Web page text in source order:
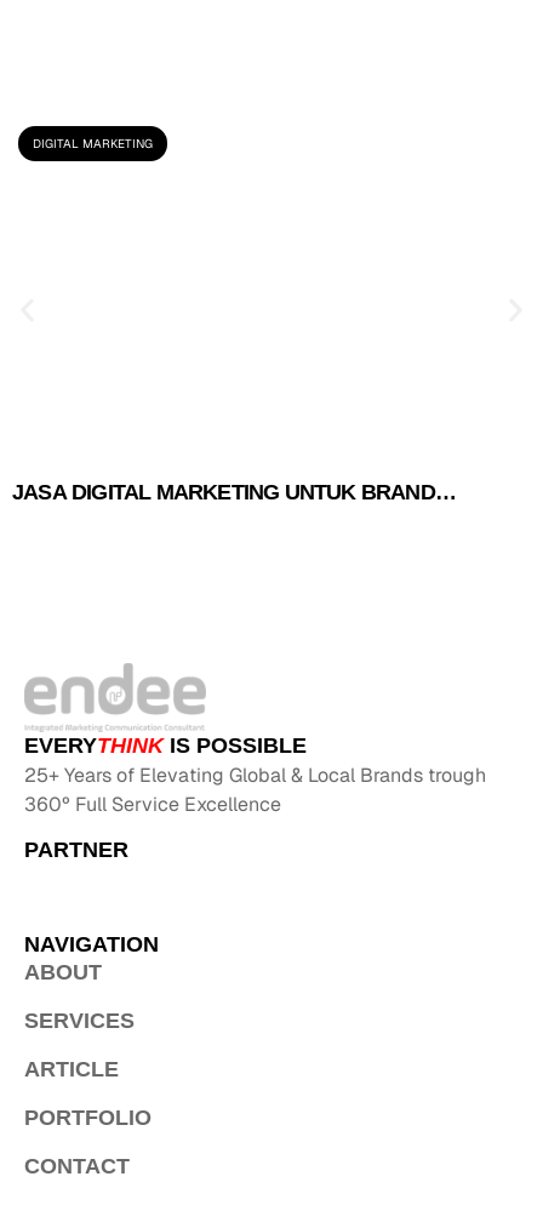
DIGITAL MARKETING
JASA DIGITAL MARKETING UNTUK BRAND
EVERYTHINKIS POSSIBLE
25+ Years of Elevating Global & Local Brands trough
360º Full Service Excellence
PARTNER
NAVIGATION
ABOUT
SERVICES
ARTICLE
PORTFOLIO
CONTACT